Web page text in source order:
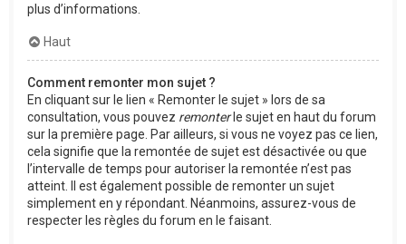
plus d’informations.
Haut
Comment remonter mon sujet ?
En cliquant sur le lien « Remonter le sujet » lors de sa
consultation, vous pouvez remonterle sujet en haut du forum
sur la première page. Par ailleurs, si vous ne voyez pas ce lien,
cela signifie que la remontée de sujet est désactivée ou que
l’intervalle de temps pour autoriser la remontée n’est pas
atteint. Il est également possible de remonter un sujet
simplement en y répondant. Néanmoins, assurez-vous de
respecter les règles du forum en le faisant.